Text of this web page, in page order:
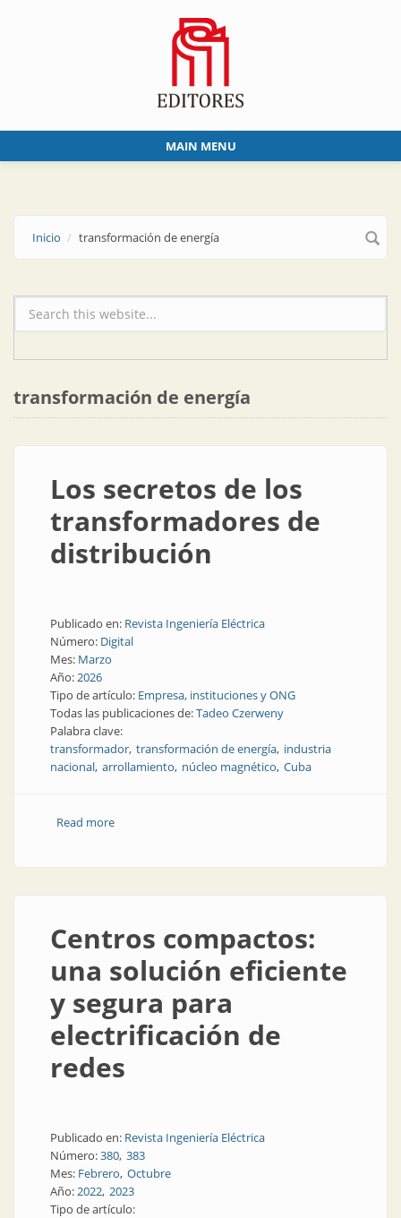
MAIN MENU
Inicio transformación de energía
Formulario de búsqueda
transformación de energía
Los secretos de los
transformadores de
distribución
Publicado en: Revista Ingeniería Eléctrica
Número: Digital
Mes: Marzo
Año:2026
Tipo de artículo: Empresa, instituciones y ONG
Todas las publicaciones de:Tadeo Czerweny
Palabra clave:
transformador transformación de energía industria
nacional arrollamiento núcleo magnético Cuba
Read moreabout Los secretos de los transformadores de
Centros compactos:
una solución eficiente
y segura para
electrificación de
redes
Publicado en: Revista Ingeniería Eléctrica
Número:380 383
Mes: Febrero Octubre
Año:2022 2023
Tipo de artículo: